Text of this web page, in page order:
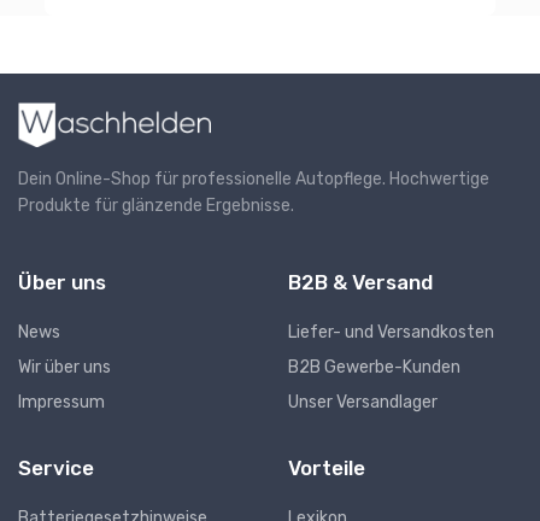
Dein Online-Shop für professionelle Autopflege. Hochwertige
Produkte für glänzende Ergebnisse.
Über uns
News
Wir über uns
Impressum
B2B & Versand
Liefer- und Versandkosten
B2B Gewerbe-Kunden
Unser Versandlager
Service Vorteile